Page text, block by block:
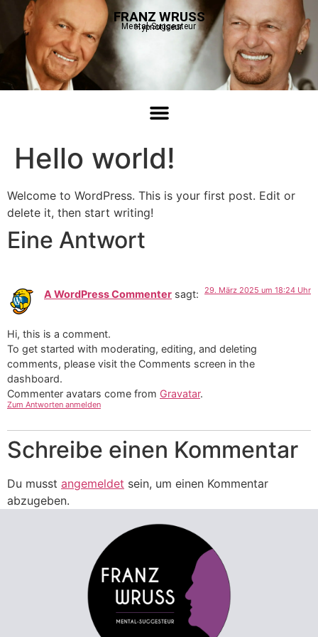
FRANZ WRUSS
Mental-Suggesteur
Hypnotiseur
Hello world!
Welcome to WordPress. This is your first post. Edit or
delete it, then start writing!
Eine Antwort
A WordPress Commenter sagt: 29. März 2025 um 18:24 Uhr
Hi, this is a comment.
To get started with moderating, editing, and deleting
comments, please visit the Comments screen in the
dashboard.
Commenter avatars come from Gravatar.
Zum Antworten anmelden
Schreibe einen Kommentar
Du musst angemeldet sein, um einen Kommentar
abzugeben.